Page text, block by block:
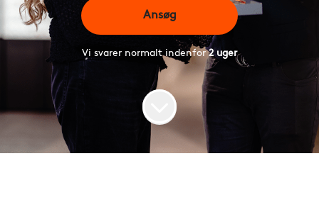
Ansøg
Vi svarer normalt indenfor2 uger